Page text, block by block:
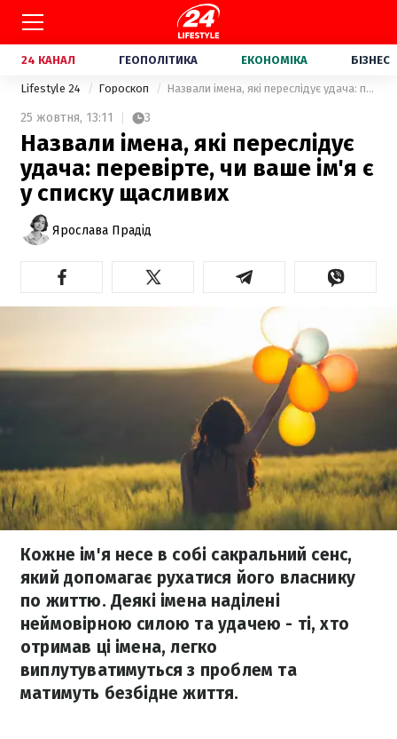
24 КАНАЛ ГЕОПОЛІТИКА ЕКОНОМІКА БІЗНЕС
Lifestyle 24 Гороскоп Назвали імена, які переслідує удача: перевірте, чи ваше ім'я є у списку щасливих
25 жовтня, 13:11 3
Назвали імена, які переслідує
удача: перевірте, чи ваше ім'я є
у списку щасливих
Ярослава Прадід
Кожне ім'я несе в собі сакральний сенс,
який допомагає рухатися його власнику
по життю. Деякі імена наділені
неймовірною силою та удачею - ті, хто
отримав ці імена, легко
виплутуватимуться з проблем та
матимуть безбідне життя.